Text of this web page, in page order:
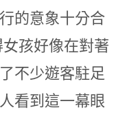
的意象十分合
孩好像在對著
不少遊客駐足
看到這一幕眼